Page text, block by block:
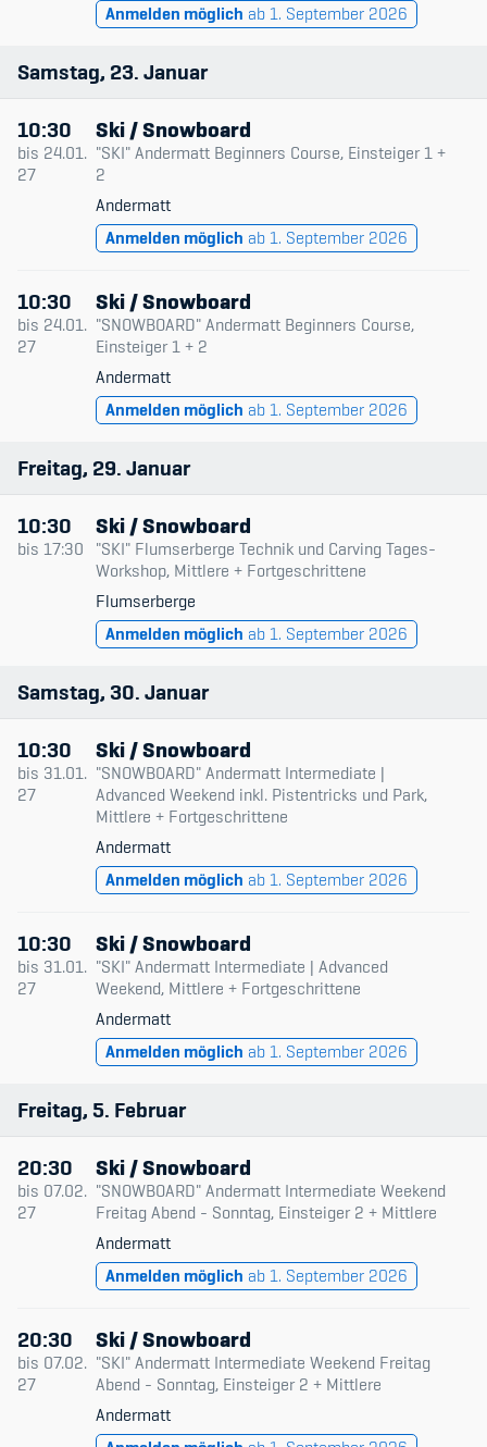
Anmelden möglich ab 1. September 2026
Samstag 23 Januar
10:30
bis 24.01.
27
Ski / Snowboard
"SKI" Andermatt Beginners Course, Einsteiger 1 +
2
Andermatt
Anmelden möglich ab 1. September 2026
10:30
bis 24.01.
27
Ski / Snowboard
"SNOWBOARD" Andermatt Beginners Course,
Einsteiger 1 + 2
Andermatt
Anmelden möglich ab 1. September 2026
Freitag 29 Januar
10:30
bis 17:30
Ski / Snowboard
"SKI" Flumserberge Technik und Carving Tages-
Workshop, Mittlere + Fortgeschrittene
Flumserberge
Anmelden möglich ab 1. September 2026
Samstag 30 Januar
10:30
bis 31.01.
27
Ski / Snowboard
"SNOWBOARD" Andermatt Intermediate |
Advanced Weekend inkl. Pistentricks und Park,
Mittlere + Fortgeschrittene
Andermatt
Anmelden möglich ab 1. September 2026
10:30
bis 31.01.
27
Ski / Snowboard
"SKI" Andermatt Intermediate | Advanced
Weekend, Mittlere + Fortgeschrittene
Andermatt
Anmelden möglich ab 1. September 2026
Freitag 5 Februar
20:30
bis 07.02.
27
Ski / Snowboard
"SNOWBOARD" Andermatt Intermediate Weekend
Freitag Abend - Sonntag, Einsteiger 2 + Mittlere
Andermatt
Anmelden möglich ab 1. September 2026
20:30
bis 07.02.
27
Ski / Snowboard
"SKI" Andermatt Intermediate Weekend Freitag
Abend - Sonntag, Einsteiger 2 + Mittlere
Andermatt